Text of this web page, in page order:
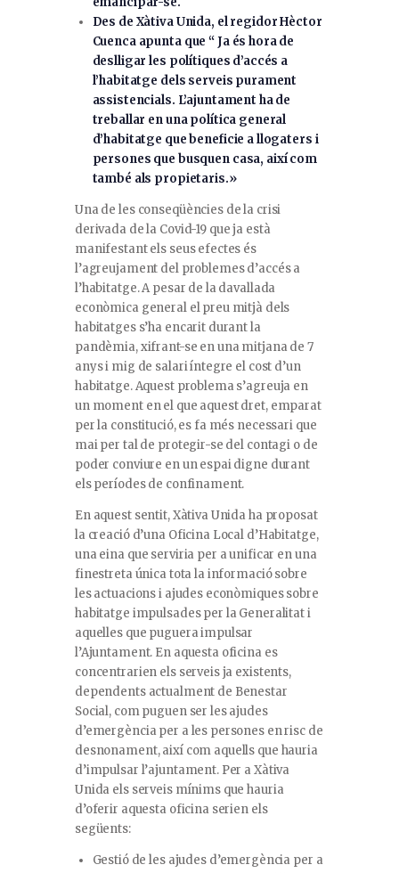
Des de Xàtiva Unida, el regidor Hèctor
Cuenca apunta que “ Ja és hora de
deslligar les polítiques d’accés a
l’habitatge dels serveis purament
assistencials. L’ajuntament ha de
treballar en una política general
d’habitatge que beneficie a llogaters i
persones que busquen casa, així com
també als propietaris.»
Una de les conseqüències de la crisi
derivada de la Covid-19 que ja està
manifestant els seus efectes és
l’agreujament del problemes d’accés a
l’habitatge. A pesar de la davallada
econòmica general el preu mitjà dels
habitatges s’ha encarit durant la
pandèmia, xifrant-se en una mitjana de 7
anys i mig de salari íntegre el cost d’un
habitatge. Aquest problema s’agreuja en
un moment en el que aquest dret, emparat
per la constitució, es fa més necessari que
mai per tal de protegir-se del contagi o de
poder conviure en un espai digne durant
els períodes de confinament.
En aquest sentit, Xàtiva Unida ha proposat
la creació d’una Oficina Local d’Habitatge,
una eina que serviria per a unificar en una
finestreta única tota la informació sobre
les actuacions i ajudes econòmiques sobre
habitatge impulsades per la Generalitat i
aquelles que puguera impulsar
l’Ajuntament. En aquesta oficina es
concentrarien els serveis ja existents,
dependents actualment de Benestar
Social, com puguen ser les ajudes
d’emergència per a les persones en risc de
desnonament, així com aquells que hauria
d’impulsar l’ajuntament. Per a Xàtiva
Unida els serveis mínims que hauria
d’oferir aquesta oficina serien els
següents:
Gestió de les ajudes d’emergència per a